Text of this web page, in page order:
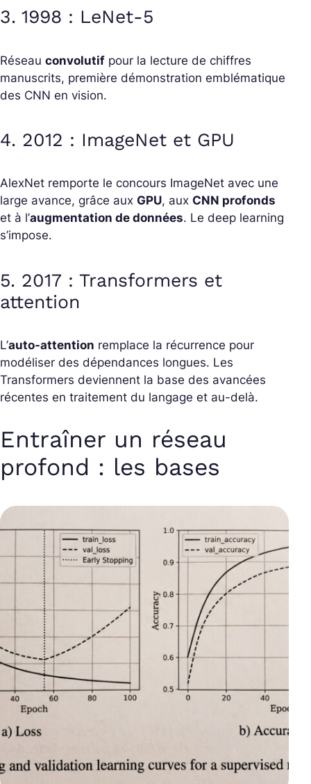
3. 1998 : LeNet-5
Réseau convolutif pour la lecture de chiffres
manuscrits, première démonstration emblématique
des CNN en vision.
4. 2012 : ImageNet et GPU
AlexNet remporte le concours ImageNet avec une
large avance, grâce aux GPU, aux CNN profonds
et à l’augmentation de données. Le deep learning
s’impose.
5. 2017 : Transformers et
attention
L’auto-attention remplace la récurrence pour
modéliser des dépendances longues. Les
Transformers deviennent la base des avancées
récentes en traitement du langage et au-delà.
Entraîner un réseau
profond : les bases